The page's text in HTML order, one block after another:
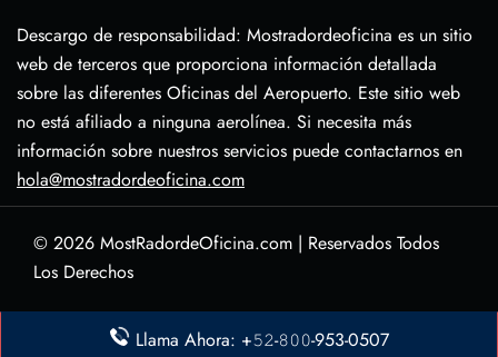
Descargo de responsabilidad: Mostradordeoficina es un sitio
web de terceros que proporciona información detallada
sobre las diferentes Oficinas del Aeropuerto. Este sitio web
no está afiliado a ninguna aerolínea. Si necesita más
información sobre nuestros servicios puede contactarnos en
hola@mostradordeoficina.com
© 2026 MostRadordeOficina.com | Reservados Todos
Los Derechos
Sobre Nosotras
Llama Ahora: +𝟻𝟸-𝟾𝟶𝟶-953-0507